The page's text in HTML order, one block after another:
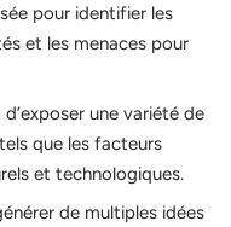
pour identifier les
et les menaces pour
une variété de
que les facteurs
et technologiques.
de multiples idées